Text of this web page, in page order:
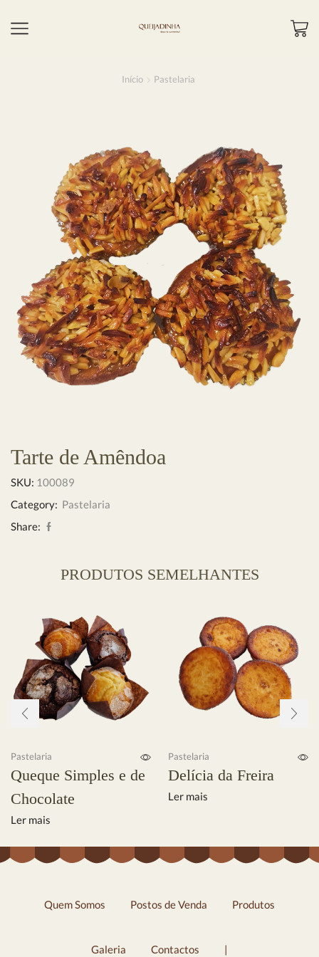
Início Pastelaria
Tarte de Amêndoa
SKU: 100089
Category: Pastelaria
Share:
PRODUTOS SEMELHANTES
Pastelaria
Queque Simples e de
Chocolate
Ler mais
Pastelaria
Delícia da Freira
Ler mais
Quem Somos Postos de Venda Produtos
Galeria Contactos |